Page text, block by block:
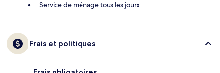
Service de ménage tous les jours
Frais et politiques